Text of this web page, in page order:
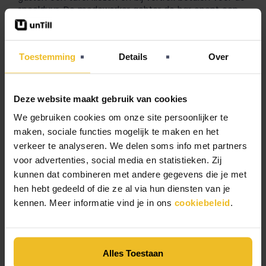
Toestemming Details Over
Deze website maakt gebruik van cookies
We gebruiken cookies om onze site persoonlijker te
maken, sociale functies mogelijk te maken en het
verkeer te analyseren. We delen soms info met partners
voor advertenties, social media en statistieken. Zij
kunnen dat combineren met andere gegevens die je met
hen hebt gedeeld of die ze al via hun diensten van je
kennen. Meer informatie vind je in ons cookiebeleid.
Alles Toestaan
speelduur. De medewerker achter de bar opent een
nieuwe rekening op de tafel en automatisch start er
een klok, waarmee de speelduur wordt bijgehouden.
Voor de zaak is een plattegrond en verkoopmenu op
pool- en biljarttafels. Bertan: “Dit verhoogt het
bestellingen eenvoudig op bij het kassascherm of